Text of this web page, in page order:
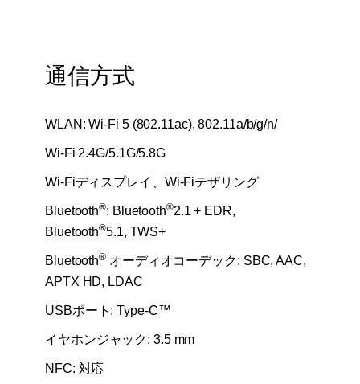
通信方式
WLAN: Wi-Fi 5 (802.11ac), 802.11a/b/g/n/
Wi-Fi 2.4G/5.1G/5.8G
Wi-Fiディスプレイ、Wi-Fiテザリング
Bluetooth®: Bluetooth®2.1 + EDR,
Bluetooth®5.1, TWS+
Bluetooth® オーディオコーデック: SBC, AAC,
APTX HD, LDAC
USBポート: Type-C™
イヤホンジャック: 3.5 mm
NFC: 対応